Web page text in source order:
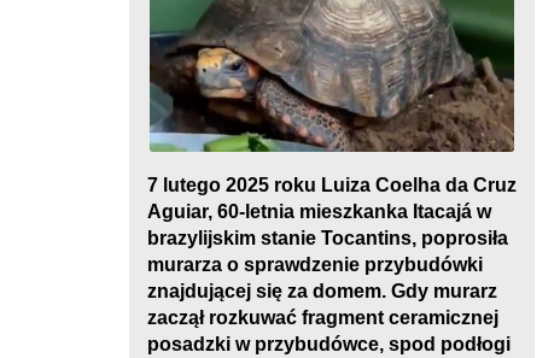
7 lutego 2025 roku Luiza Coelha da Cruz
Aguiar, 60-letnia mieszkanka Itacajá w
brazylijskim stanie Tocantins, poprosiła
murarza o sprawdzenie przybudówki
znajdującej się za domem. Gdy murarz
zaczął rozkuwać fragment ceramicznej
posadzki w przybudówce, spod podłogi